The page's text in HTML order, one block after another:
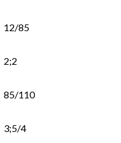
12/85
2;2
85/110
3;5/4